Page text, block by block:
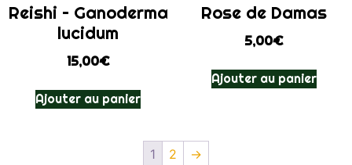
Reishi – Ganoderma
lucidum
15,00€
Ajouter au panier
Rose de Damas
5,00€
Ajouter au panier
1 2 →